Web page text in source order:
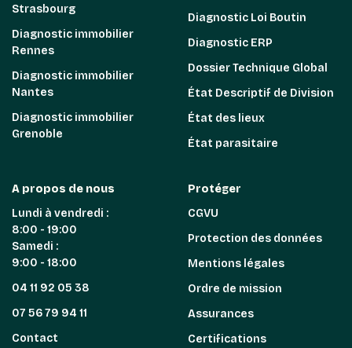
Strasbourg
Diagnostic immobilier
Rennes
Diagnostic immobilier
Nantes
Diagnostic immobilier
Grenoble
Diagnostic Loi Boutin
Diagnostic ERP
Dossier Technique Global
État Descriptif de Division
État des lieux
État parasitaire
A propos de nous
Lundi à vendredi :
8:00 - 19:00
Samedi :
9:00 - 18:00
04 11 92 05 38
07 56 79 94 11
Contact
Protéger
CGVU
Protection des données
Mentions légales
Ordre de mission
Assurances
Certifications